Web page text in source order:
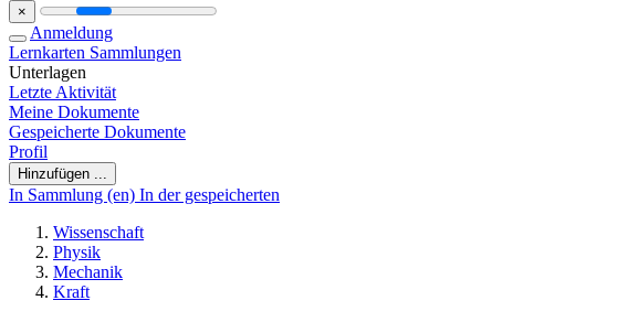
×
Anmeldung
Lernkarten Sammlungen
Unterlagen
Letzte Aktivität
Meine Dokumente
Gespeicherte Dokumente
Profil
Hinzufügen ...
In Sammlung (en) In der gespeicherten
Wissenschaft
Physik
Mechanik
Kraft